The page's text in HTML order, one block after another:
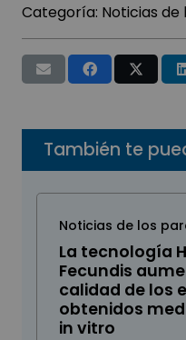
Categoría: Noticias de
También te
Noticias de los
La tecnología
Fecundis
calidad de los
obtenidos
in vitro